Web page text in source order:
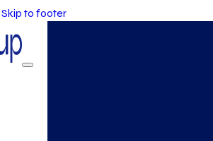
Skip to footer